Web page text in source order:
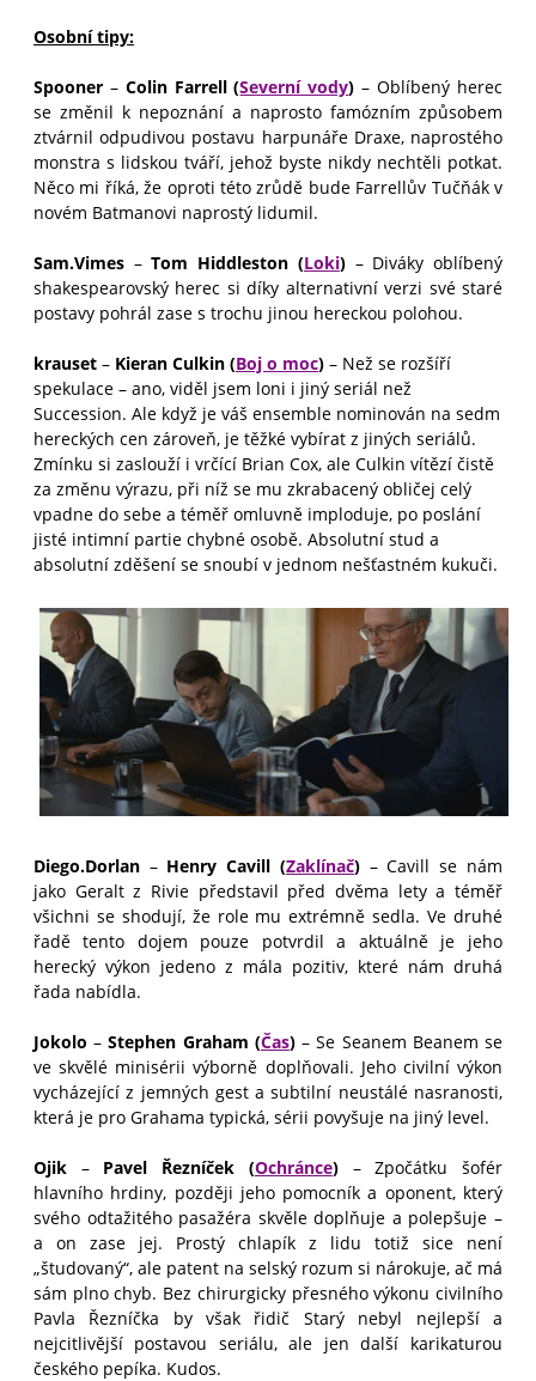
Osobní tipy:
Spooner – Colin Farrell (Severní vody)– Oblíbený herec
se změnil k nepoznání a naprosto famózním způsobem
ztvárnil odpudivou postavu harpunáře Draxe, naprostého
monstra s lidskou tváří, jehož byste nikdy nechtěli potkat.
Něco mi říká, že oproti této zrůdě bude Farrellův Tučňák v
novém Batmanovi naprostý lidumil.
Sam.Vimes –Tom Hiddleston (Loki)– Diváky oblíbený
shakespearovský herec si díky alternativní verzi své staré
postavy pohrál zase s trochu jinou hereckou polohou.
krauset – Kieran Culkin (Boj o moc) – Než se rozšíří
spekulace – ano, viděl jsem loni i jiný seriál než
Succession. Ale když je váš ensemble nominován na sedm
hereckých cen zároveň, je těžké vybírat z jiných seriálů.
Zmínku si zaslouží i vrčící Brian Cox, ale Culkin vítězí čistě
za změnu výrazu, při níž se mu zkrabacený obličej celý
vpadne do sebe a téměř omluvně imploduje, po poslání
jisté intimní partie chybné osobě. Absolutní stud a
absolutní zděšení se snoubí v jednom nešťastném kukuči.
Diego.Dorlan –Henry Cavill (Zaklínač) – Cavill se nám
jako Geralt z Rivie představil před dvěma lety a téměř
všichni se shodují, že role mu extrémně sedla. Ve druhé
řadě tento dojem pouze potvrdil a aktuálně je jeho
herecký výkon jedeno z mála pozitiv, které nám druhá
řada nabídla.
Jokolo – Stephen Graham (Čas)– Se Seanem Beanem se
ve skvělé minisérii výborně doplňovali. Jeho civilní výkon
vycházející z jemných gest a subtilní neustálé nasranosti,
která je pro Grahama typická, sérii povyšuje na jiný level.
Ojik – Pavel Řezníček (Ochránce) –Zpočátku šofér
hlavního hrdiny, později jeho pomocník a oponent, který
svého odtažitého pasažéra skvěle doplňuje a polepšuje –
a on zase jej. Prostý chlapík z lidu totiž sice není
„študovaný“, ale patent na selský rozum si nárokuje, ač má
sám plno chyb. Bez chirurgicky přesného výkonu civilního
Pavla Řezníčka by však řidič Starý nebyl nejlepší a
nejcitlivější postavou seriálu, ale jen další karikaturou
českého pepíka. Kudos.